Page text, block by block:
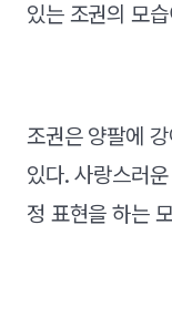
있는 조권의 모
조권은 양팔에
있다. 사랑스러
정 표현을 하는